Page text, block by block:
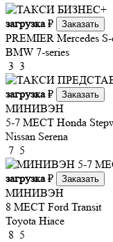
загрузка₽ Заказать
PREMIER Mercedes
BMW 7-series
3 3
загрузка₽ Заказать
МИНИВЭН
5-7 МЕСТ Honda
Nissan Serena
7 5
загрузка₽ Заказать
МИНИВЭН
8 МЕСТ Ford Transit
Toyota Hiace
8 5